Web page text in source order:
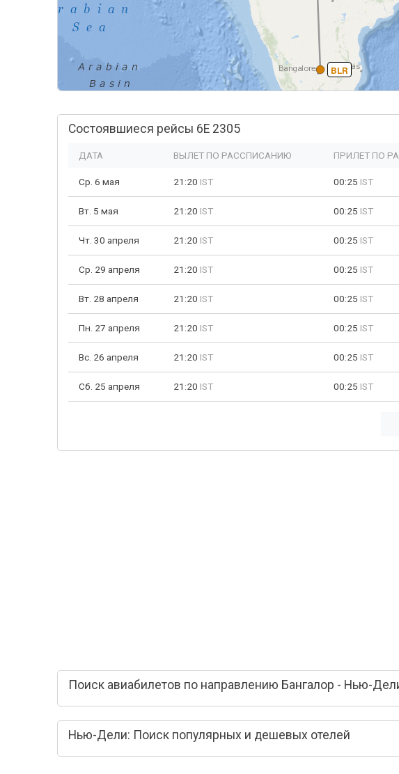
BLR
Состоявшиеся рейсы 6E 2305
ДАТА ВЫЛЕТ ПО РАССПИСАНИЮ ПРИЛЕТ ПО
Ср. 6 мая 21:20 IST 00:25 IST
Вт. 5 мая 21:20 IST 00:25 IST
Чт. 30 апреля 21:20 IST 00:25 IST
Ср. 29 апреля 21:20 IST 00:25 IST
Вт. 28 апреля 21:20 IST 00:25 IST
Пн. 27 апреля 21:20 IST 00:25 IST
Вс. 26 апреля 21:20 IST 00:25 IST
Сб. 25 апреля 21:20 IST 00:25 IST
Поиск авиабилетов по направлению Бангалор - Нью-
Нью-Дели: Поиск популярных и дешевых отелей